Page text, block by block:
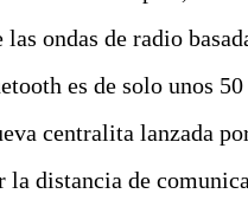
ondas de radio
es de solo unos
centralita lanzada
la distancia de